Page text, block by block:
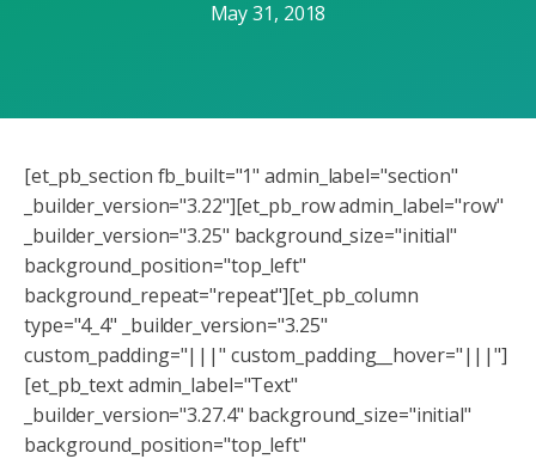
May 31, 2018
[et_pb_section fb_built="1" admin_label="section"
_builder_version="3.22"][et_pb_row admin_label="row"
_builder_version="3.25" background_size="initial"
background_position="top_left"
background_repeat="repeat"][et_pb_column
type="4_4" _builder_version="3.25"
custom_padding="|||" custom_padding__hover="|||"]
[et_pb_text admin_label="Text"
_builder_version="3.27.4" background_size="initial"
background_position="top_left"